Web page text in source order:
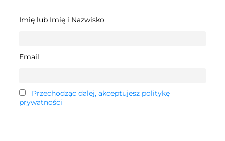
Imię lub Imię i Nazwisko
Email
Przechodząc dalej, akceptujesz politykę
prywatności